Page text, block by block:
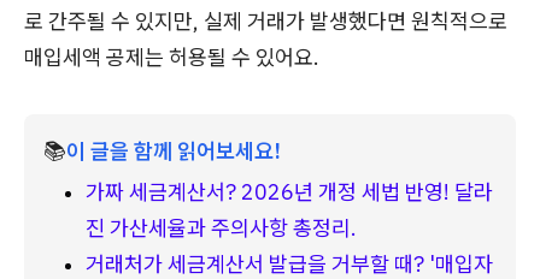
로 간주될 수 있지만, 실제 거래가 발생했다면 원칙적으로
매입세액 공제는 허용될 수 있어요.
📚이 글을 함께 읽어보세요!
가짜 세금계산서? 2026년 개정 세법 반영! 달라
진 가산세율과 주의사항 총정리.
거래처가 세금계산서 발급을 거부할 때? '매입자